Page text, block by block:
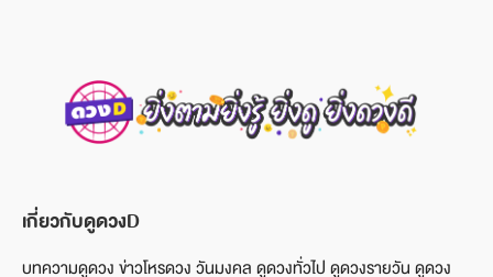
เกี่ยวกับดูดวงD
บทความดูดวง ข่าวโหรดวง วันมงคล ดูดวงทั่วไป ดูดวงรายวัน ดูดวง